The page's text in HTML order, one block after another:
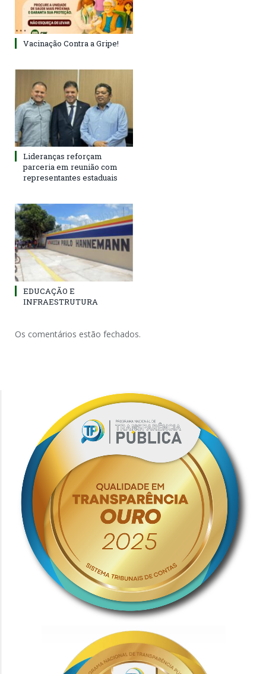
Vacinação Contra a Gripe!
Lideranças reforçam
parceria em reunião com
representantes estaduais
EDUCAÇÃO E
INFRAESTRUTURA
Os comentários estão fechados.